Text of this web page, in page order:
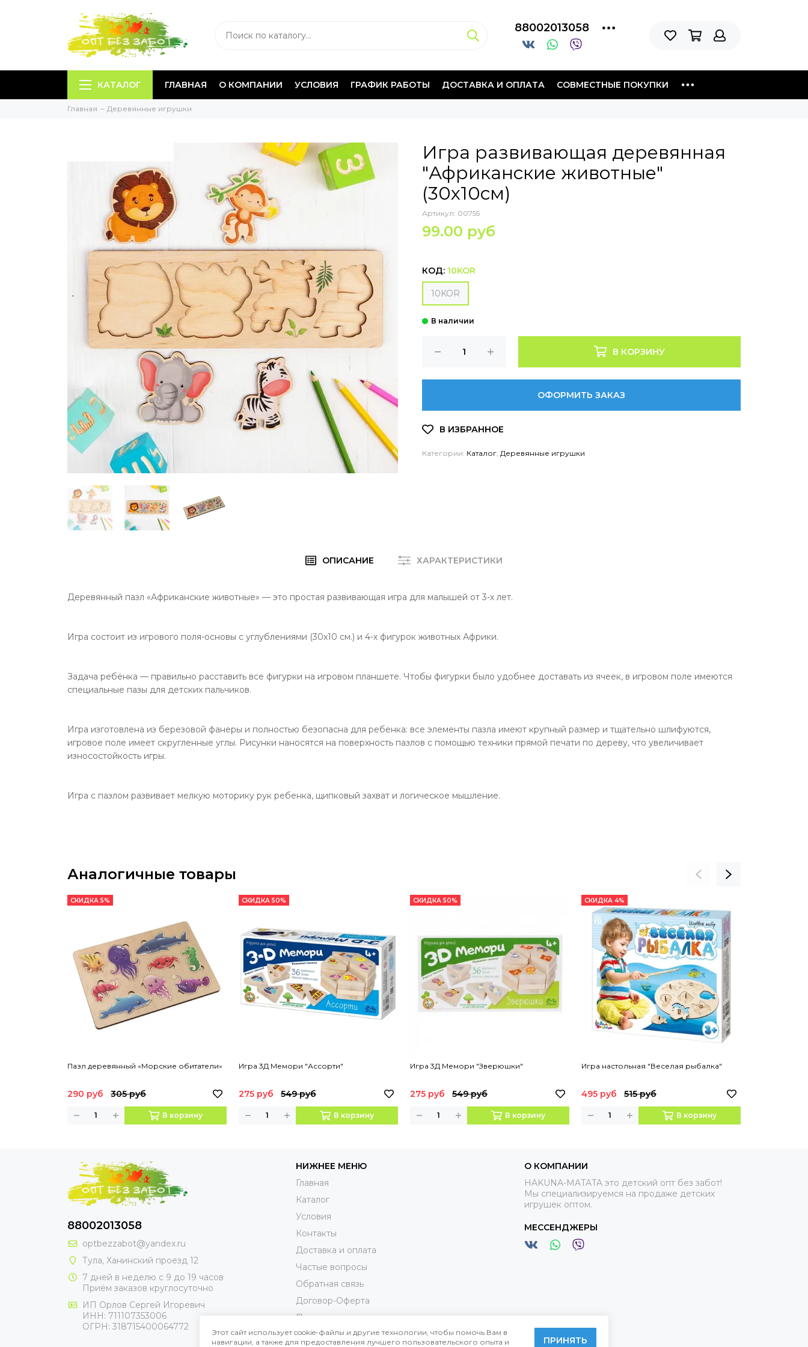
88002013058
КАТАЛОГ ГЛАВНАЯ О КОМПАНИИ УСЛОВИЯ ГРАФИК РАБОТЫ ДОСТАВКА И ОПЛАТА СОВМЕСТНЫЕ ПОКУПКИ
Главная Деревянные игрушки
Игра развивающая деревянная
"Африканские животные"
(30х10см)
Артикул: 00755
99.00 руб
КОД: 10KOR
10KOR
В КОРЗИНУ
ОФОРМИТЬ ЗАКАЗ
Категории: Каталог Деревянные игрушки
ОПИСАНИЕ ХАРАКТЕРИСТИКИ
Деревянный пазл «Африканские животные» — это простая развивающая игра для малышей от 3-х лет.
Игра состоит из игрового поля-основы с углублениями (30х10 см.) и 4-х фигурок животных Африки.
Задача ребёнка — правильно расставить все фигурки на игровом планшете. Чтобы фигурки было удобнее доставать из ячеек, в игровом поле имеются
специальные пазы для детских пальчиков.
Игра изготовлена из березовой фанеры и полностью безопасна для ребенка: все элементы пазла имеют крупный размер и тщательно шлифуются,
игровое поле имеет скругленные углы. Рисунки наносятся на поверхность пазлов с помощью техники прямой печати по дереву, что увеличивает
износостойкость игры.
Игра с пазлом развивает мелкую моторику рук ребенка, щипковый захват и логическое мышление.
Аналогичные товары
СКИДКА 5%
Пазл деревянный «Морские обитатели»
290 руб 305 руб
В корзину
СКИДКА 50%
Игра 3Д Мемори "Ассорти"
275 руб 549 руб
В корзину
СКИДКА 50%
Игра 3Д Мемори "Зверюшки"
275 руб 549 руб
В корзину
СКИДКА 4%
Игра настольная "Веселая рыбалка"
495 руб 515 руб
В корзину
88002013058
optbezzabot@yandex.ru
Тула, Ханинский проезд 12
7 дней в неделю с 9 до 19 часов
Приём заказов круглосуточно
ИП Орлов Сергей Игоревич
ИНН: 711107353006
ОГРН: 318715400064772
НИЖНЕЕ МЕНЮ
Главная
Каталог
Условия
Контакты
Доставка и оплата
Частые вопросы
Обратная связь
Договор-Оферта
Пользовательское соглашениие
Политика конфиденциальности
О КОМПАНИИ
HAKUNA-MATATA это детский опт без забот!
Мы специализируемся на продаже детских
игрушек оптом.
МЕССЕНДЖЕРЫ
Этот сайт использует cookie-файлы и другие технологии, чтобы помочь Вам в
навигации, а также для предоставления лучшего пользовательского опыта и
ПРИНЯТЬ